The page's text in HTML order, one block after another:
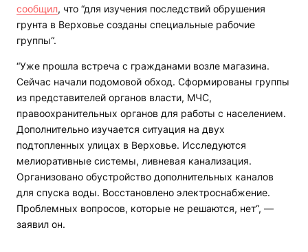
сообщил, что “для изучения последствий обрушения
грунта в Верховье созданы специальные рабочие
группы“.
“Уже прошла встреча с гражданами возле магазина.
Сейчас начали подомовой обход. Сформированы группы
из представителей органов власти, МЧС,
правоохранительных органов для работы с населением.
Дополнительно изучается ситуация на двух
подтопленных улицах в Верховье. Исследуются
мелиоративные системы, ливневая канализация.
Организовано обустройство дополнительных каналов
для спуска воды. Восстановлено электроснабжение.
Проблемных вопросов, которые не решаются, нет“, —
заявил он.